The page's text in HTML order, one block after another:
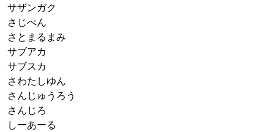
サザンガク
さじぺん
さとまるまみ
サブアカ
サブスカ
さわたしゆん
さんじゅうろう
さんじろ
しーあーる